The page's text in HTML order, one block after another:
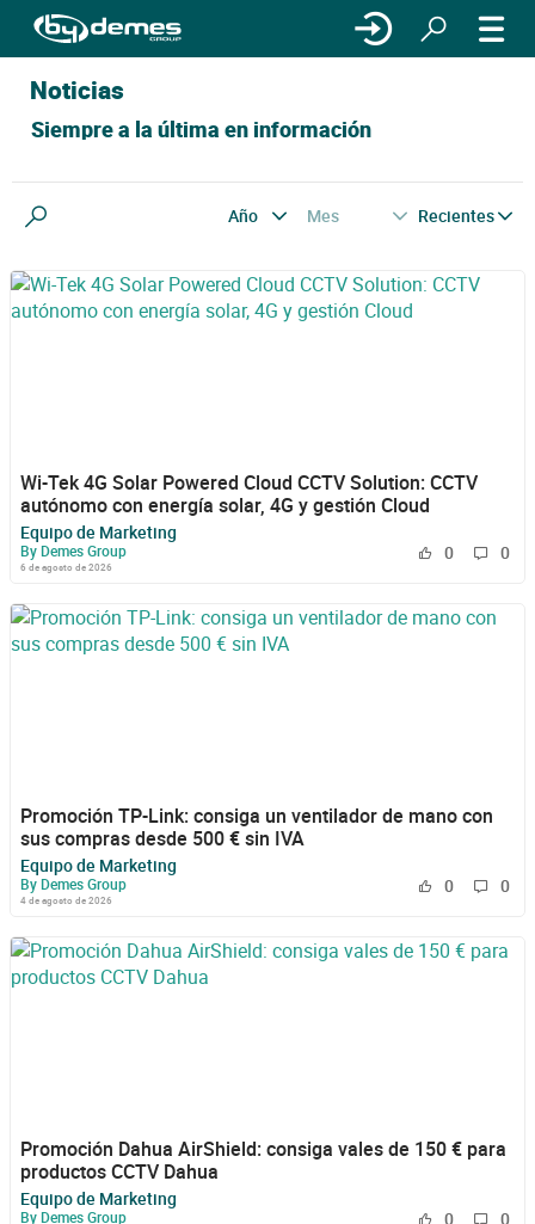
Noticias
Siempre a la última en información
Año Mes Recientes
Wi-Tek 4G Solar Powered Cloud CCTV Solution: CCTV
autónomo con energía solar, 4G y gestión Cloud
Equipo de Marketing
By Demes Group
6 de agosto de 2026
0 0
Promoción TP-Link: consiga un ventilador de mano con
sus compras desde 500 € sin IVA
Equipo de Marketing
By Demes Group
4 de agosto de 2026
0 0
Promoción Dahua AirShield: consiga vales de 150 € para
productos CCTV Dahua
Equipo de Marketing
By Demes Group 0 0